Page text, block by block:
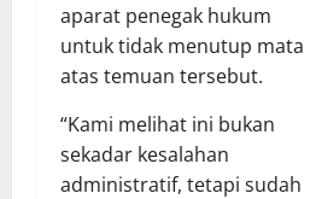
aparat penegak hukum
untuk tidak menutup mata
atas temuan tersebut.
“Kami melihat ini bukan
sekadar kesalahan
administratif, tetapi sudah